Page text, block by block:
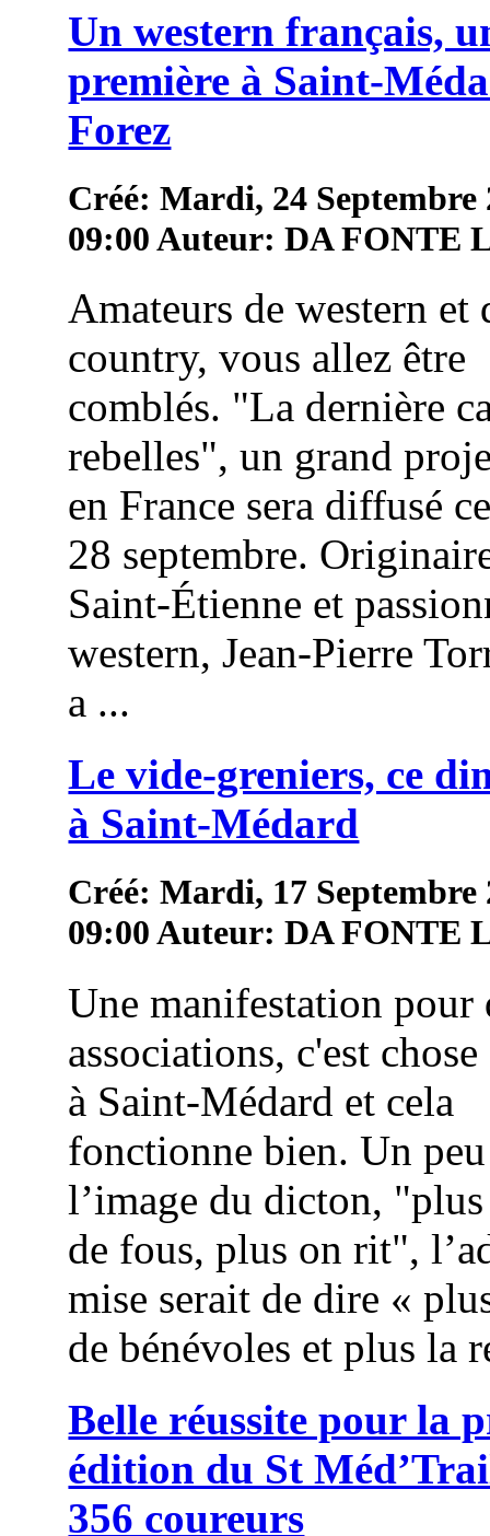
Un western français,
première à Saint-
Forez
Créé: Mardi, 24 Septembre
09:00Auteur: DA FONTE
Amateurs de western et
country, vous allez être
comblés. "La dernière
rebelles", un grand
en France sera diffusé
28 septembre.
Saint-Étienne et
western, Jean-Pierre
a ...
Le vide-greniers, ce
à Saint-Médard
Créé: Mardi, 17 Septembre
09:00Auteur: DA FONTE
Une manifestation pour
associations, c'est
à Saint-Médard et cela
fonctionne bien. Un
l’image du dicton,
de fous, plus on rit",
mise serait de dire «
de bénévoles et plus la
Belle réussite pour la
édition du St
356 coureurs